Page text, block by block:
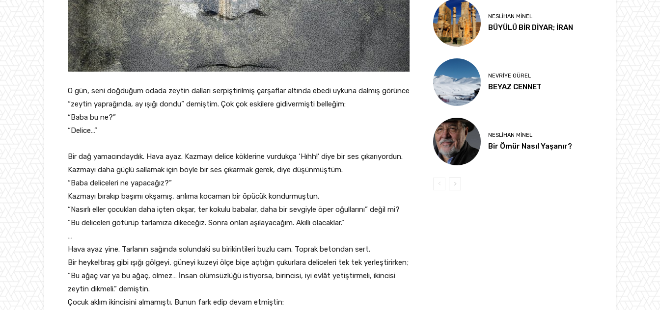
O gün, seni doğduğum odada zeytin dalları serpiştirilmiş çarşaflar altında ebedi uykuna dalmış görünce
“zeytin yaprağında, ay ışığı dondu” demiştim. Çok çok eskilere gidivermişti belleğim:
“Baba bu ne?”
“Delice…”
Bir dağ yamacındaydık. Hava ayaz. Kazmayı delice köklerine vurdukça ‘Hıhh!’ diye bir ses çıkarıyordun.
Kazmayı daha güçlü sallamak için böyle bir ses çıkarmak gerek, diye düşünmüştüm.
“Baba deliceleri ne yapacağız?”
Kazmayı bırakıp başımı okşamış, anlıma kocaman bir öpücük kondurmuştun.
“Nasırlı eller çocukları daha içten okşar, ter kokulu babalar, daha bir sevgiyle öper oğullarını” değil mi?
“Bu deliceleri götürüp tarlamıza dikeceğiz. Sonra onları aşılayacağım. Akıllı olacaklar.”
…
Hava ayaz yine. Tarlanın sağında solundaki su birikintileri buzlu cam. Toprak betondan sert.
Bir heykeltıraş gibi ışığı gölgeyi, güneyi kuzeyi ölçe biçe açtığın çukurlara deliceleri tek tek yerleştirirken;
“Bu ağaç var ya bu ağaç, ölmez… İnsan ölümsüzlüğü istiyorsa, birincisi, iyi evlât yetiştirmeli, ikincisi
zeytin dikmeli.” demiştin.
Çocuk aklım ikincisini almamıştı. Bunun fark edip devam etmiştin:
NESLIHAN MINEL
BÜYÜLÜ BİR DİYAR; İRAN
NEVRIYE GÜREL
BEYAZ CENNET
NESLIHAN MINEL
Bir Ömür Nasıl Yaşanır?